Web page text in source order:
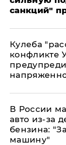
санкций"
Кулеба
конфликте
В России
авто из-за
бензина:
машину"